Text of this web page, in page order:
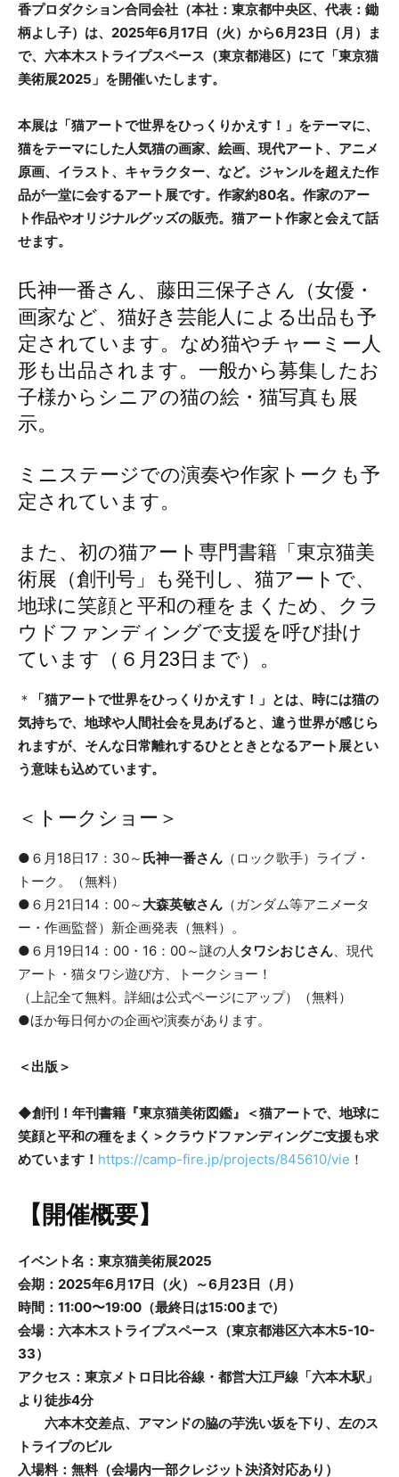
香プロダクション合同会社（本社：東京都中央区、代表：鋤
柄よし子）は、2025年6月17日（火）から6月23日（月）ま
で、六本木ストライプスペース（東京都港区）にて「東京猫
美術展2025」を開催いたします。
本展は「猫アートで世界をひっくりかえす！」をテーマに、
猫をテーマにした人気猫の画家、絵画、現代アート、アニメ
原画、イラスト、キャラクター、など。ジャンルを超えた作
品が一堂に会するアート展です。作家約80名。作家のアー
ト作品やオリジナルグッズの販売。猫アート作家と会えて話
せます。
氏神一番さん、藤田三保子さん（女優・
画家など、猫好き芸能人による出品も予
定されています。なめ猫やチャーミー人
形も出品されます。一般から募集したお
子様からシニアの猫の絵・猫写真も展
示。
ミニステージでの演奏や作家トークも予
定されています。
また、初の猫アート専門書籍「東京猫美
術展（創刊号」も発刊し、猫アートで、
地球に笑顔と平和の種をまくため、クラ
ウドファンディングで支援を呼び掛け
ています（６月23日まで）。
＊
「猫アートで世界をひっくりかえす！」とは、時には猫の
気持ちで、地球や人間社会を見あげると、違う世界が感じら
れますが、そんな日常離れするひとときとなるアート展とい
う意味も込めています。
＜トークショー＞
●６月18日17：30～ 氏神一番さん （ロック歌手）ライブ・
トーク。（無料）
●６月21日14：00～ 大森英敏さん （ガンダム等アニメータ
ー・作画監督）新企画発表（無料）。
●６月19日14：00・16：00～謎の人タワシおじさん、現代
アート・猫タワシ遊び方、トークショー！
（上記全て無料。詳細は公式ページにアップ）（無料）
●ほか毎日何かの企画や演奏があります。
＜出版＞
◆創刊！年刊書籍『東京猫美術図鑑』＜猫アートで、地球に
笑顔と平和の種をまく＞クラウドファンディングご支援も求
めています！ https://camp-fire.jp/projects/845610/vie ！
【開催概要】
イベント名：東京猫美術展2025
会期：2025年6月17日（火）～6月23日（月）
時間：11:00〜19:00（最終日は15:00まで）
会場：六本木ストライプスペース（東京都港区六本木5-10-
33）
アクセス：東京メトロ日比谷線・都営大江戸線「六本木駅」
より徒歩4分
六本木交差点、アマンドの脇の芋洗い坂を下り、左のス
トライプのビル
入場料：無料（会場内一部クレジット決済対応あり）